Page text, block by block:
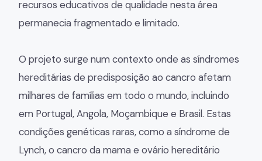
recursos educativos de qualidade nesta área
permanecia fragmentado e limitado.
O projeto surge num contexto onde as síndromes
hereditárias de predisposição ao cancro afetam
milhares de famílias em todo o mundo, incluindo
em Portugal, Angola, Moçambique e Brasil. Estas
condições genéticas raras, como a síndrome de
Lynch, o cancro da mama e ovário hereditário